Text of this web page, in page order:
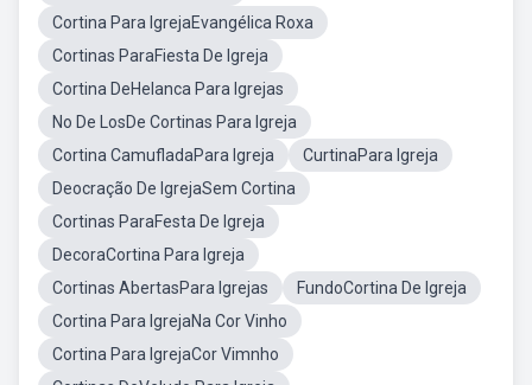
Cortina Para IgrejaEvangélica Roxa
Cortinas ParaFiesta De Igreja
Cortina DeHelanca Para Igrejas
No De LosDe Cortinas Para Igreja
Cortina CamufladaPara Igreja
CurtinaPara Igreja
Deocração De IgrejaSem Cortina
Cortinas ParaFesta De Igreja
DecoraCortina Para Igreja
Cortinas AbertasPara Igrejas
FundoCortina De Igreja
Cortina Para IgrejaNa Cor Vinho
Cortina Para IgrejaCor Vimnho